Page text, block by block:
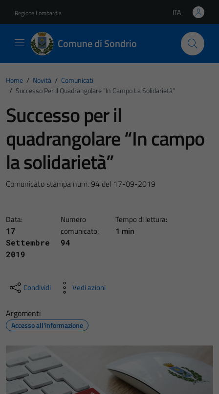
Regione Lombardia Lingua attiva:
ITA
Comune di Sondrio
Home / Novità / Comunicati
/ Successo Per Il Quadrangolare “In Campo La Solidarietà”
Successo per il
quadrangolare “In campo
la solidarietà”
Comunicato stampa num. 94 del 17-09-2019
Data:
17
Settembre
2019
Numero
comunicato:
94
Tempo di lettura:
1 min
Condividi Vedi azioni
Argomenti
Accesso all'informazione